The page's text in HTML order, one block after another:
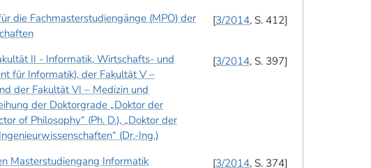
die Fachmasterstudiengänge (MPO) der
3/2014, S. 412
II - Informatik, Wirtschafts- und
für Informatik), der Fakultät V –
der Fakultät VI – Medizin und
der Doktorgrade „Doktor der
of Philosophy“ (Ph. D.), „Doktor der
(Dr.-Ing.)
3/2014, S. 397
Masterstudiengang Informatik 3/2014, S. 374